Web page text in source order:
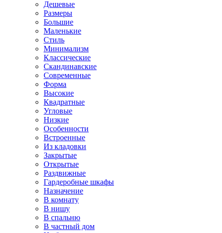
Дешевые
Размеры
Большие
Маленькие
Стиль
Минимализм
Классические
Скандинавские
Современные
Форма
Высокие
Квадратные
Угловые
Низкие
Особенности
Встроенные
Из кладовки
Закрытые
Открытые
Раздвижные
Гардеробные шкафы
Назначение
В комнату
В нишу
В спальню
В частный дом